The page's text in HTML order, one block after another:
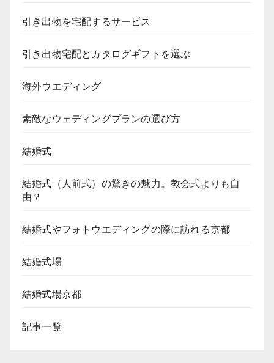
引き出物を宅配するサービス
引き出物宅配とカタログギフトを選ぶ
海外ウエディング
素敵なウェディングプランの選び方
結婚式
結婚式（人前式）の驚きの魅力。教会式よりも自
由？
結婚式やフォトウエディングの際に訪れる京都
結婚式場
結婚式場京都
記事一覧